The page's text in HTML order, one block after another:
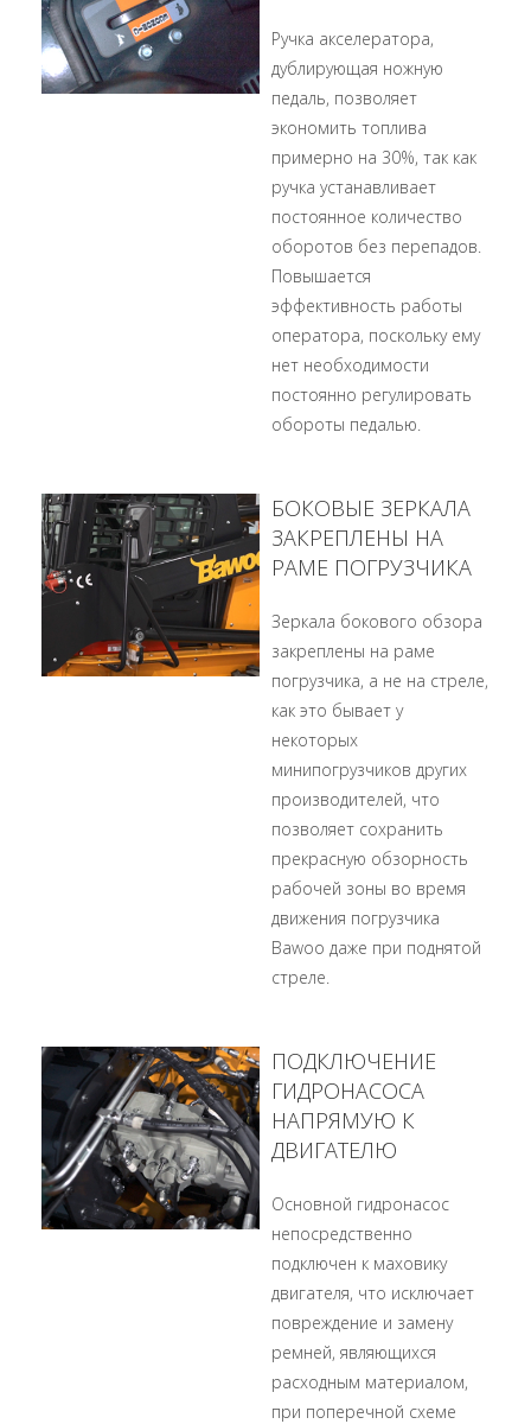
Ручка акселератора,
дублирующая ножную
педаль, позволяет
экономить топлива
примерно на 30%, так как
ручка устанавливает
постоянное количество
оборотов без перепадов.
Повышается
эффективность работы
оператора, поскольку ему
нет необходимости
постоянно регулировать
обороты педалью.
БОКОВЫЕ ЗЕРКАЛА
ЗАКРЕПЛЕНЫ НА
РАМЕ ПОГРУЗЧИКА
Зеркала бокового обзора
закреплены на раме
погрузчика, а не на стреле,
как это бывает у
некоторых
минипогрузчиков других
производителей, что
позволяет сохранить
прекрасную обзорность
рабочей зоны во время
движения погрузчика
Bawoo даже при поднятой
стреле.
ПОДКЛЮЧЕНИЕ
ГИДРОНАСОСА
НАПРЯМУЮ К
ДВИГАТЕЛЮ
Основной гидронасос
непосредственно
подключен к маховику
двигателя, что исключает
повреждение и замену
ремней, являющихся
расходным материалом,
при поперечной схеме